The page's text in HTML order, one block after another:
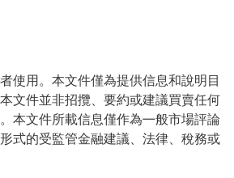
使用。本文件僅為提供信息和說明目
文件並非招攬、要約或建議買賣任何
本文件所載信息僅作為㇐般市場評論
式的受監管金融建議、法律、稅務或